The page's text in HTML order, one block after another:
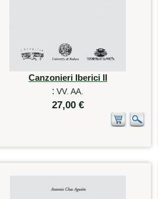
Canzonieri Iberici II
:VV. AA.
27,00 €